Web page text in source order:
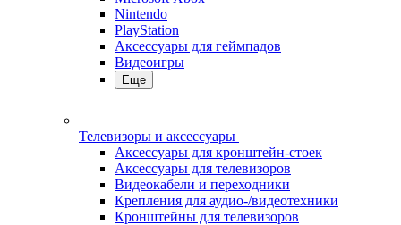
Nintendo
PlayStation
Аксессуары для геймпадов
Видеоигры
Еще
Телевизоры и аксессуары
Аксессуары для кронштейн-стоек
Аксессуары для телевизоров
Видеокабели и переходники
Крепления для аудио-/видеотехники
Кронштейны для телевизоров